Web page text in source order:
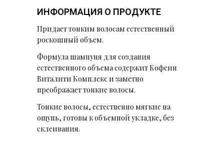
ИНФОРМАЦИЯ О ПРОДУКТЕ
Придает тонким волосам естественный
роскошный объем.
Формула шампуня для создания
естественного объема содержит Кофеин
Виталити Комплекс и заметно
преображает тонкие волосы.
Тонкие волосы, естественно мягкие на
ощупь, готовы к объемной укладке, без
склеивания.